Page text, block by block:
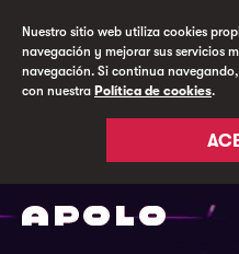
Nuestro sitio web utiliza cookies
navegación y mejorar sus servicios
navegación. Si continua
con nuestra Política de cookies.